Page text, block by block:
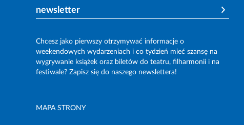
newsletter
Chcesz jako pierwszy otrzymywać informacje o
weekendowych wydarzeniach i co tydzień mieć szansę na
wygrywanie książek oraz biletów do teatru, filharmonii i na
festiwale? Zapisz się do naszego newslettera!
MAPA STRONY